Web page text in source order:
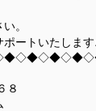
。
ートいたします
８